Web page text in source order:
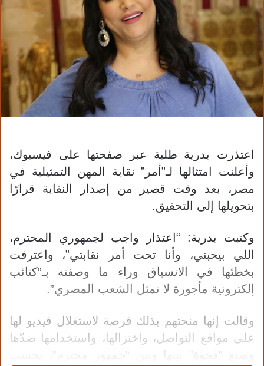
اعتذرت بدرية طلبة عبر صفحتها على فيسبوك،
وأعلنت امتثالها لـ”أمر” نقابة المهن التمثيلية في
مصر، بعد وقت قصير من إصدار النقابة قرارًا
بتحويلها إلى التحقيق.
وكتبت بدرية: “اعتذار واجب لجمهوري المحترم،
اللي بيحبني، وأنا تحت أمر نقابتي”، واعترفت
بخطئها في الانسياق وراء ما وصفته بـ”كتائب
إلكترونية مأجورة لا تمثل الشعب المصري”.
وقالت إنها منحتهم بذلك فرصة لاستغلال فيديو لها
على مواقع التواصل، واختزالها، واستخدامها ضدّها
وصنع “فجوة” بينها وبين “جمهور محترم”، بحسب